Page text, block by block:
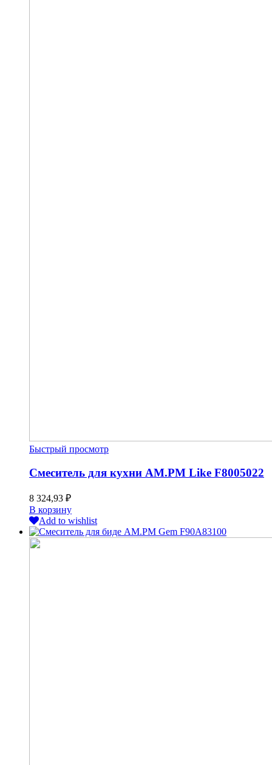
Быстрый просмотр
Смеситель для кухни AM.PM Like F8005022
8 324,93 ₽
В корзину
Add to wishlist